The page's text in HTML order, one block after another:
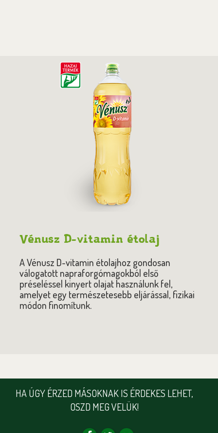
Vénusz D-vitamin étolaj
A Vénusz D-vitamin étolajhoz gondosan
válogatott napraforgómagokból első
préseléssel kinyert olajat használunk fel,
amelyet egy természetesebb eljárással, fizikai
módon finomítunk.
HA ÚGY ÉRZED MÁSOKNAK IS ÉRDEKES LEHET,
OSZD MEG VELÜK!